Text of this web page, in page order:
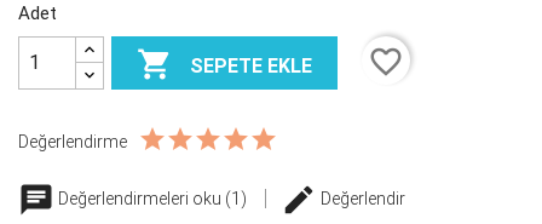
Adet
 SEPETE EKLE favorite_border
Değerlendirme
Değerlendirmeleri oku (1) Değerlendir